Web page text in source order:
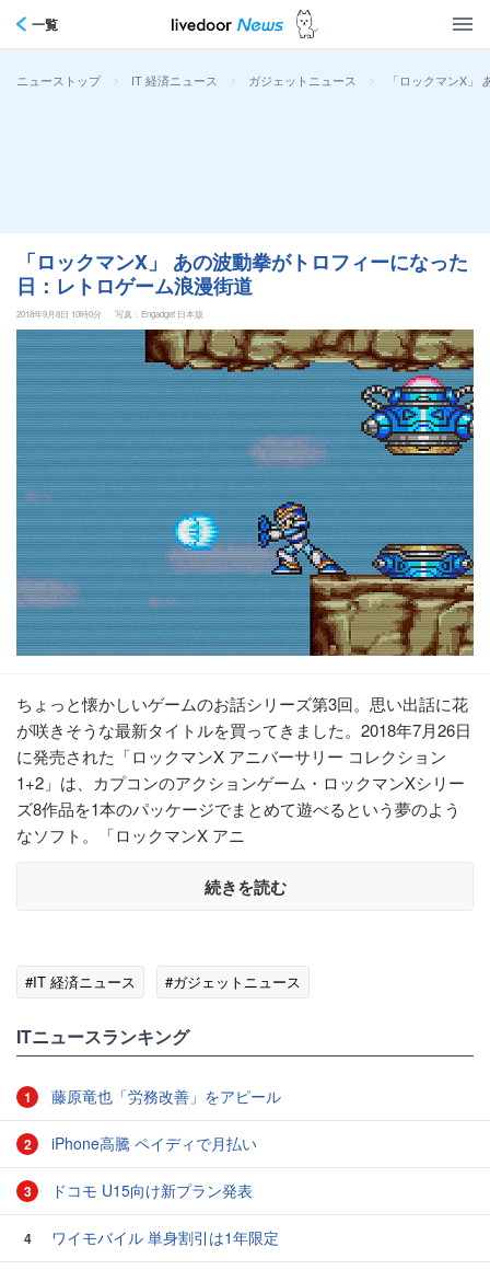
一覧
ニューストップ > IT 経済ニュース > ガジェットニュース > 「ロックマンX」
「ロックマンX」 あの波動拳がトロフィーになった
日：レトロゲーム浪漫街道
2018年9月8日 10時0分 写真：Engadget 日本版
ちょっと懐かしいゲームのお話シリーズ第3回。思い出話に花
が咲きそうな最新タイトルを買ってきました。2018年7月26日
に発売された「ロックマンX アニバーサリー コレクション
1+2」は、カプコンのアクションゲーム・ロックマンXシリー
ズ8作品を1本のパッケージでまとめて遊べるという夢のよう
なソフト。「ロックマンX アニ
続きを読む
#IT 経済ニュース #ガジェットニュース
ITニュースランキング
1 藤原竜也「労務改善」をアピール
2 iPhone高騰 ペイディで月払い
3 ドコモ U15向け新プラン発表
4 ワイモバイル 単身割引は1年限定